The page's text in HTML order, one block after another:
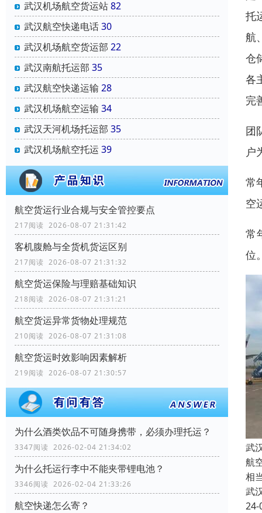
武汉机场航空货运站82
武汉航空快递电话30
武汉机场航空货运部 22
武汉南航托运部 35
武汉航空快递运输 28
武汉机场航空运输 34
武汉天河机场托运部 35
武汉机场航空托运 39
航空货运行业合规与安全管控要点
217阅读 2026-08-07 21:31:42
客机腹舱与全货机货运区别
217阅读 2026-08-07 21:31:32
航空货运保险与理赔基础知识
218阅读 2026-08-07 21:31:21
航空货运异常货物处理规范
210阅读 2026-08-07 21:31:08
航空货运时效影响因素解析
219阅读 2026-08-07 21:30:57
为什么酒类饮品不可随身携带，必须办理托运？
3347阅读 2026-02-04 21:34:02
为什么托运行李中不能夹带锂电池？
3346阅读 2026-02-04 21:33:26
航空快递怎么寄？
托
航
仓
各
完
团
户
常
空
常
位
武
航
相
武
24-